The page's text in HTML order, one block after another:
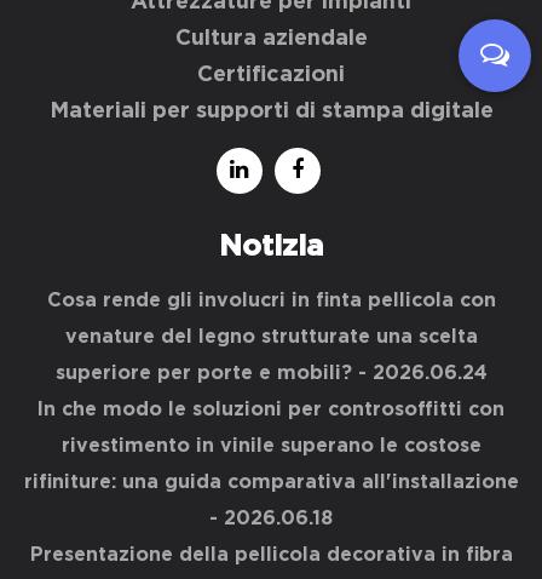
Cultura aziendale
Certificazioni
Materiali per supporti di stampa digitale
Notizia
Cosa rende gli involucri in finta pellicola con
venature del legno strutturate una scelta
superiore per porte e mobili?- 2026.06.24
In che modo le soluzioni per controsoffitti con
rivestimento in vinile superano le costose
rifiniture: una guida comparativa all'installazione
- 2026.06.18
Presentazione della pellicola decorativa in fibra